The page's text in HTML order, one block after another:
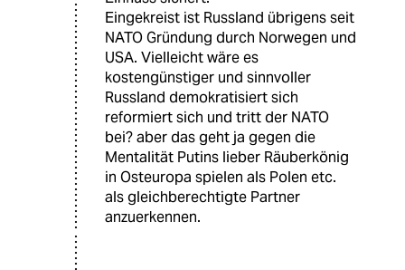
Eingekreist ist Russland übrigens seit
NATO Gründung durch Norwegen und
USA. Vielleicht wäre es
kostengünstiger und sinnvoller
Russland demokratisiert sich
reformiert sich und tritt der NATO
bei? aber das geht ja gegen die
Mentalität Putins lieber Räuberkönig
in Osteuropa spielen als Polen etc.
als gleichberechtigte Partner
anzuerkennen.